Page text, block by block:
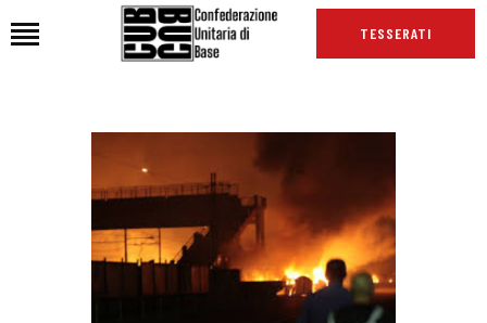
TESSERATI
CHI SIAMO
NEWS
PODCAST CUB